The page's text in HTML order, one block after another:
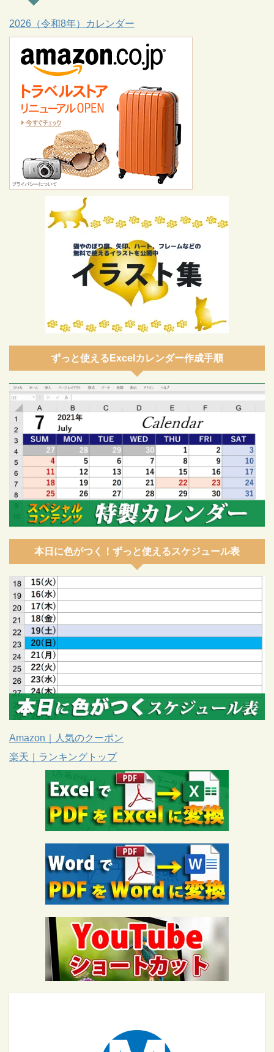
2026（令和8年）カレンダー
ずっと使えるExcelカレンダー作成手順
本日に色がつく！ずっと使えるスケジュール表
Amazon｜人気のクーポン
楽天｜ランキングトップ